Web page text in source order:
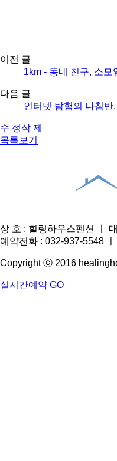
이전 글
1km - 동네 친구, 소모
다음 글
인터넷 탐험의 나침반
수 정삭 제
목록보기
상 호 : 힐링하우스펜션 ㅣ
예약전화 : 032-937-5548
Copyright ⓒ 2016
실시간예약 GO